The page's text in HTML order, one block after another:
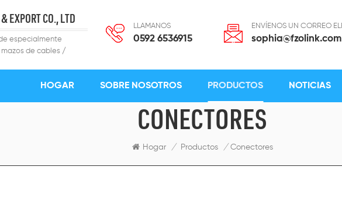
EXPORT CO., LTD
especialmente
de cables /
LLAMANOS
0592 6536915
ENVÍENOS UN CORREO
sophia@fzolink.com
HOGAR SOBRE NOSOTROS PRODUCTOS NOTICIAS
CONECTORES
Hogar / Productos / Conectores